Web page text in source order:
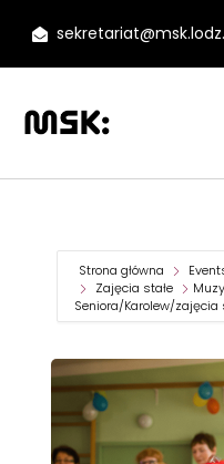
Strona główna
Zajęcia stałe
Seniora/Karolew/